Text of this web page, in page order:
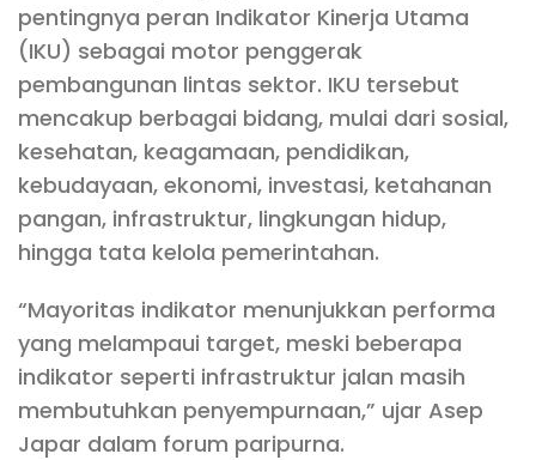
pentingnya peran Indikator Kinerja Utama
(IKU) sebagai motor penggerak
pembangunan lintas sektor. IKU tersebut
mencakup berbagai bidang, mulai dari sosial,
kesehatan, keagamaan, pendidikan,
kebudayaan, ekonomi, investasi, ketahanan
pangan, infrastruktur, lingkungan hidup,
hingga tata kelola pemerintahan.
“Mayoritas indikator menunjukkan performa
yang melampaui target, meski beberapa
indikator seperti infrastruktur jalan masih
membutuhkan penyempurnaan,” ujar Asep
Japar dalam forum paripurna.